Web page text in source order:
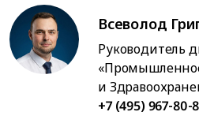
Всеволод
Руководитель
и
+7 (495) 967-80-